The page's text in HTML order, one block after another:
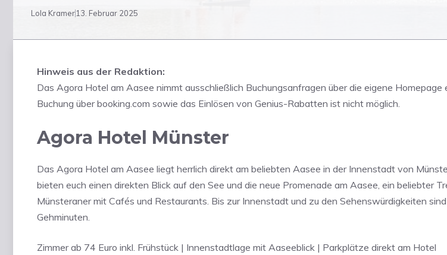
Lola Kramer13. Februar 2025
Hinweis aus der Redaktion:
Das Agora Hotel am Aasee nimmt ausschließlich Buchungsanfragen über die eigene Homepage
Buchung über booking.com sowie das Einlösen von Genius-Rabatten ist nicht möglich.
Agora Hotel Münster
Das Agora Hotel am Aasee liegt herrlich direkt am beliebten Aasee in der Innenstadt von
bieten euch einen direkten Blick auf den See und die neue Promenade am Aasee, ein beliebter
Münsteraner mit Cafés und Restaurants. Bis zur Innenstadt und zu den Sehenswürdigkeiten
Gehminuten.
Zimmer ab 74 Euro inkl. Frühstück | Innenstadtlage mit Aaseeblick | Parkplätze direkt am Hotel